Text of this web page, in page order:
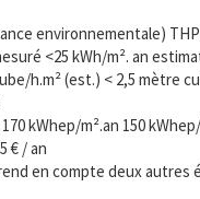
environnementale)
<25 kWh/m². an
h.m² (est.) < 2,5 mètre
kWhep/m².an 150
€ / an
en compte deux autres